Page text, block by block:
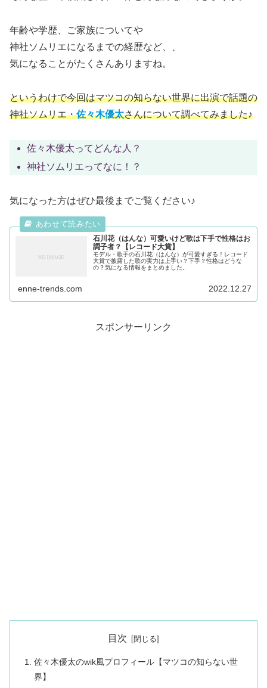
年齢や学歴、ご家族についてや
神社ソムリエになるまでの経歴など、、
気になることがたくさんありますね。
というわけで今回はマツコの知らない世界に出演で話題の
神社ソムリエ・佐々木優太さんについて調べてみました♪
佐々木優太ってどんな人？
神社ソムリエってなに！？
気になった方はぜひ最後までご覧ください♪
石川花（はんな）可愛いけど歌は下手で性格はお
調子者？【レコード大賞】
モデル・歌手の石川花（はんな）が可愛すぎる！レコード
大賞で披露した歌の実力は上手い？下手？性格はどうな
の？気になる情報をまとめました。
enne-trends.com 2022.12.27
スポンサーリンク
目次
佐々木優太のwik風プロフィール【マツコの知らない世
界】